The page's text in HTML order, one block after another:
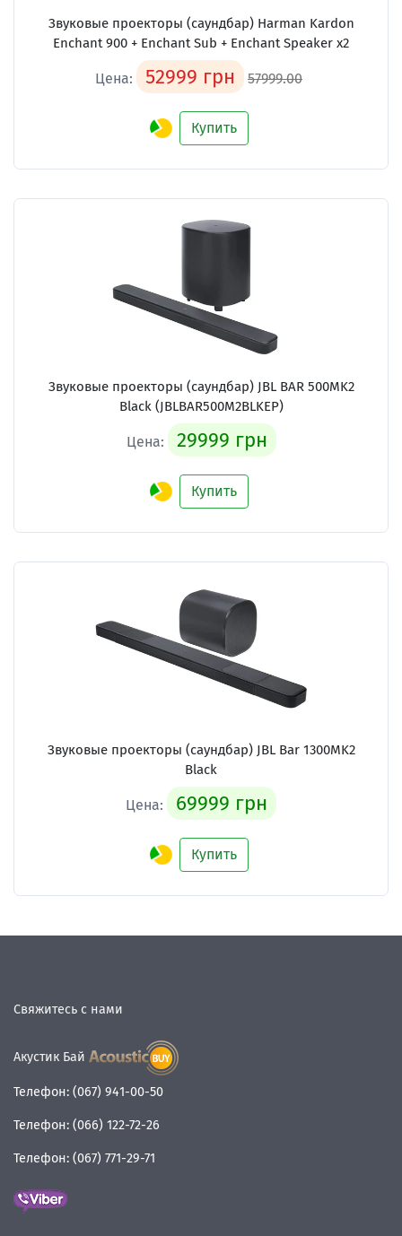
Звуковые проекторы (саундбар) Harman Kardon
Enchant 900 + Enchant Sub + Enchant Speaker x2
Цена: 52999 грн 57999.00
Купить
Звуковые проекторы (саундбар) JBL BAR 500MK2
Black (JBLBAR500M2BLKEP)
Цена: 29999 грн
Купить
Звуковые проекторы (саундбар) JBL Bar 1300MK2
Black
Цена: 69999 грн
Купить
Свяжитесь с нами
Акустик Бай
Телефон: (067) 941-00-50
Телефон: (066) 122-72-26
Телефон: (067) 771-29-71